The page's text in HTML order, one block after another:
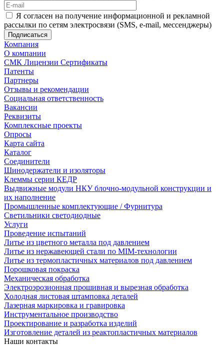
Я согласен на получение информационной и рекламной
рассылки по сетям электросвязи (SMS, e-mail, мессенджеры)
Компания
О компании
СМК Лицензии Сертификаты
Патенты
Партнеры
Отзывы и рекомендации
Социальная ответственность
Вакансии
Реквизиты
Комплексные проекты
Опросы
Карта сайта
Каталог
Соединители
Шинодержатели и изоляторы
Клеммы серии КЕДР
Выдвижные модули НКУ блочно-модульной конструкции и
их наполнение
Промышленные комплектующие / Фурнитура
Светильники светодиодные
Услуги
Проведение испытаний
Литье из цветного металла под давлением
Литье из нержавеющей стали по MIM-технологии
Литье из термопластичных материалов под давлением
Порошковая покраска
Механическая обработка
Электроэрозионная прошивная и вырезная обработка
Холодная листовая штамповка деталей
Лазерная маркировка и гравировка
Инструментальное производство
Проектирование и разработка изделий
Изготовление деталей из реактопластичных материалов
Наши контакты